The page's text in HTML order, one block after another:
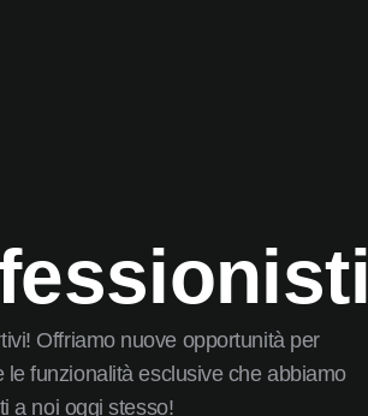
Offriamo nuove opportunità per
funzionalità esclusive che abbiamo
a noi oggi stesso!